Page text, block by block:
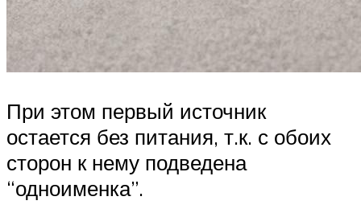
При этом первый источник
остается без питания, т.к. с обоих
сторон к нему подведена
“одноименка”.